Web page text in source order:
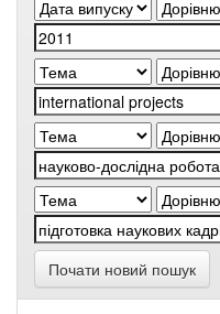
Почати новий пошук